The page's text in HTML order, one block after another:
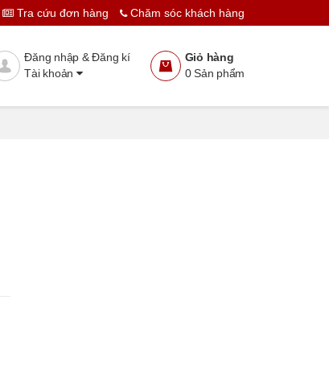
Tra cứu đơn hàng Chăm sóc khách hàng
Giỏ hàng
0Sản phẩm
Đăng nhập & Đăng kí
Tài khoản
Đặt hàng Thêm vào giỏ